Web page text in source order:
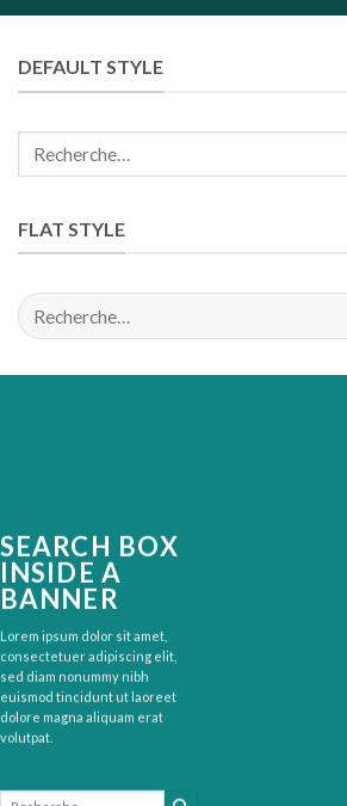
DEFAULT STYLE
Recherche
pour :
FLAT STYLE
Recherche
pour :
SEARCH BOX
INSIDE A
BANNER
Lorem ipsum dolor sit amet,
consectetuer adipiscing elit,
sed diam nonummy nibh
euismod tincidunt ut laoreet
dolore magna aliquam erat
volutpat.
Recherche